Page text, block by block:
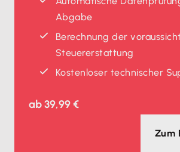
Abgabe
Berechnung der
Steuererstattung
Kostenloser technischer
ab39,99 €
Zum